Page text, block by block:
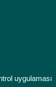
uygulaması